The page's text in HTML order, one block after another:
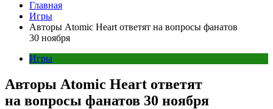
Главная
Игры
Авторы Atomic Heart ответят на вопросы фанатов
30 ноября
Игры
Авторы Atomic Heart ответят
на вопросы фанатов 30 ноября